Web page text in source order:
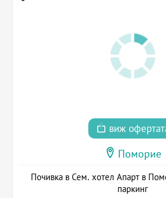
виж
Поморие
Почивка в Сем. хотел Апарт в
паркинг